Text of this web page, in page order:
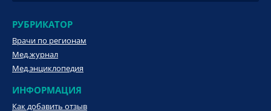
РУБРИКАТОР
Врачи по регионам
Мед.журнал
Мед.энциклопедия
ИНФОРМАЦИЯ
Как добавить отзыв